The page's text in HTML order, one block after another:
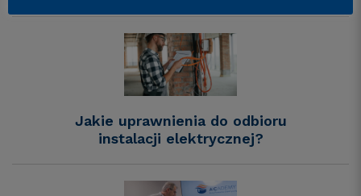
Jakie uprawnienia do odbioru
instalacji elektrycznej?